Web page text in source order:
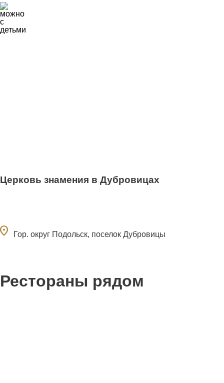
Церковь знамения в Дубровицах
Гор. округ Подольск, поселок Дубровицы
Рестораны рядом